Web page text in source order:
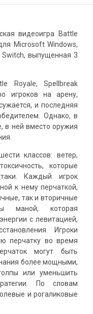
видеоигра Battle
Microsoft Windows,
Switch, выпущенная 3
Royale, Spellbreak
игроков на арену,
и последняя
Однако, в
в ней вместо оружия
классов: ветер,
которые
Каждый игрок
к нему перчаткой,
так и вторичные
маной, которая
с левитацией,
Игроки
перчатку во время
могут быть
более мощными,
или уменьшить
По словам
и рогаликовые